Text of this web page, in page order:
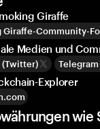
Giraffe
Giraffe-Community-
Medien und
(Twitter) Telegram
Explorer
wie